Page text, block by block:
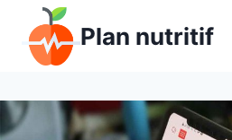
contenu
Plan nutritif